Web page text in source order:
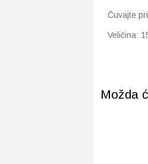
Čuvajte
Veličina:
Možda